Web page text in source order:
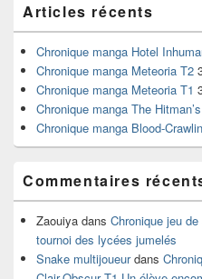
principale
de
widget
pour
barre
latérale
Articles récents
Chronique manga Hotel
Chronique manga Meteoria T2
Chronique manga Meteoria T1
Chronique manga The
Chronique manga Blood-
Commentaires
Zaouiya dans Chronique jeu
tournoi des lycées jumelés
Snake multijoueurdans